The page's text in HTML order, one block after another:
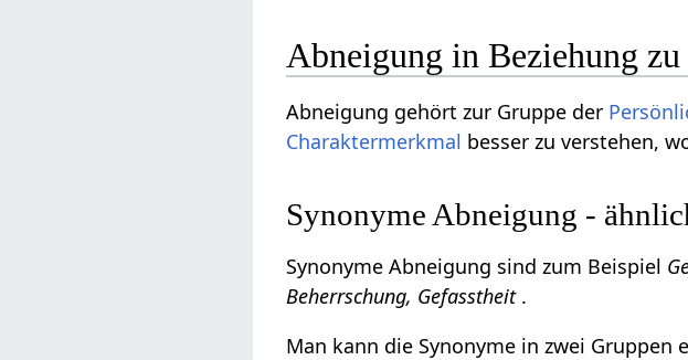
Abneigung in Beziehung
Abneigung gehört zur Gruppe der
Charaktermerkmal besser zu verstehen,
Synonyme Abneigung -
Synonyme Abneigung sind zum Beispiel
Beherrschung, Gefasstheit .
Man kann die Synonyme in zwei